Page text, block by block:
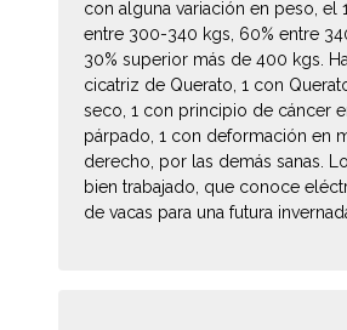
con alguna variación en peso, el
entre 300-340 kgs, 60% entre
30% superior más de 400 kgs.
cicatriz de Querato, 1 con
seco, 1 con principio de cáncer
párpado, 1 con deformación en
derecho, por las demás sanas.
bien trabajado, que conoce
de vacas para una futura